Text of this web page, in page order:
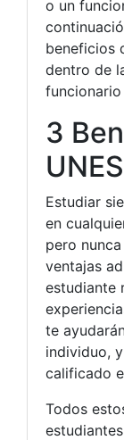
o un
beneficios
dentro de
funcionario
3
UNES
Estudiar
en
pero
ventajas
estudiante
te
individuo,
calificado
Todos